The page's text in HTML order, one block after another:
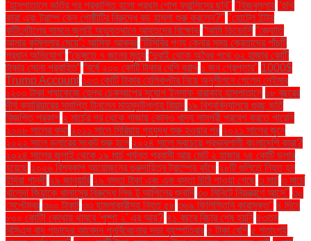
"হাসপাতালে ভর্তির পর প্রকাশিত হলো প্রথম পোপ ফ্রান্সিসের ছবি" "হিজবুল্লাহ "হুথি
কারা এবং ট্রাম্প কেন গোষ্ঠীটির বিরুদ্ধে বড় হামলা শুরু করলেন?" "হোটেল ইন্টার
কন্টিনেন্টালের সামনে জুলাই অভ্যুত্থানে আহতদের বিক্ষোভ “আমি ডিভোর্সি “জ্যোতি
আমার কুমিল্লার মেয়ে”: আসিফ আকবর “টিসিবির পণ্য কেনার সময় ক্রেতাদের পাঁচটি
প্রধান অভিযোগ” “ডেঙ্গুতে ৭ জনের মৃত্যু “দুবাই থেকে অবৈধ পথে ৩২ হাজার কোটি
টাকার সোনা প্রবাহিত” “বর্ষে ২০০ কোটি টাকার বেশি বরাদ্দ ১ জন গ্রেপ্তার" 1000$
Trump Account ১০৩ কোটি টাকার হেলিকপ্টার নিয়ে অনুশীলনে গেলেন নেইমার
১২০০ টাকা প্যাকেজে হেলথ চেকআপের সুযোগ ইনসাফ বারাকাহ হাসপাতালে ১৮ বছরের
দীর্ঘ ক্যারিয়ারের সমাপ্তি টানলেন মাহমুদউল্লাহ রিয়াদ ১৯ বিশ্ববিদ্যালয়ে গুচ্ছ ভর্তি
বিজ্ঞপ্তি প্রকাশ ২ মার্চের পর থেকে গাজায় কোনও খাদ্য সামগ্রী প্রবেশ করতে পারেনি
২০০৮ সালের কথা ২০১১ সালে সিরিয়ায় গৃহযুদ্ধ শুরু হওয়ার পর ২০২১ সালের জুনে
২০২২ সালে ডলারের সংকট শুরু হলে ২০২৪ সালে সবচেয়ে প্রভাবশালী বাংলাদেশি কারা?
২০২৪ সালের জুলাই থেকে ১৯ মার্চ পর্যন্ত প্রবাসী আয় মোট ২ হাজার ৭৪ কোটি ডলার
হয়েছে ২০২৬ বিশ্বকাপ আয়োজনের গুরুদায়িত্ব ট্রাম্পের কাঁধে ২৮টি গুলিতে নিহত হন
ইন্দিরা গান্ধী ২৯ জানুয়ারি ২৯ বস্তা টাকা এবং এক বস্তা চিঠি পাওয়া গেছে ৩ মার্চ ৩ মার্চে
খালেদা জিয়াকে খালাসের বিরুদ্ধে লিভ টু আপিলের শুনানি ৩০ মিনিটে নিয়ন্ত্রণে আসে" ৩০
সেপ্টেম্বর ৩০০ টাকা! ৩৩ হামলাকারীসহ নিহত ৫৮ ৩৬৯ ফিলিস্তিনি কারামুক্ত" ৪ দিনে
৮০০ কোটি! কোথায় থামবে 'পুষ্পা ২' এর আয়? ৪১ বছরে বিচার শেষ হয়নি ৪৩তম
বিসিএস বাদ পড়াদের আবেদন পুনর্বিবেচনার সভা বৃহস্পতিবার ৫ টাকা বেশি ৫ শতাংশই